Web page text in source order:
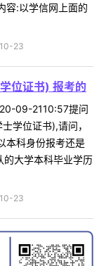
容:以学信网上面的
23
位证书) 报考的
09-2110:57提问
学位证书),请问，
本科身份报考还是
的大学本科毕业学历
23